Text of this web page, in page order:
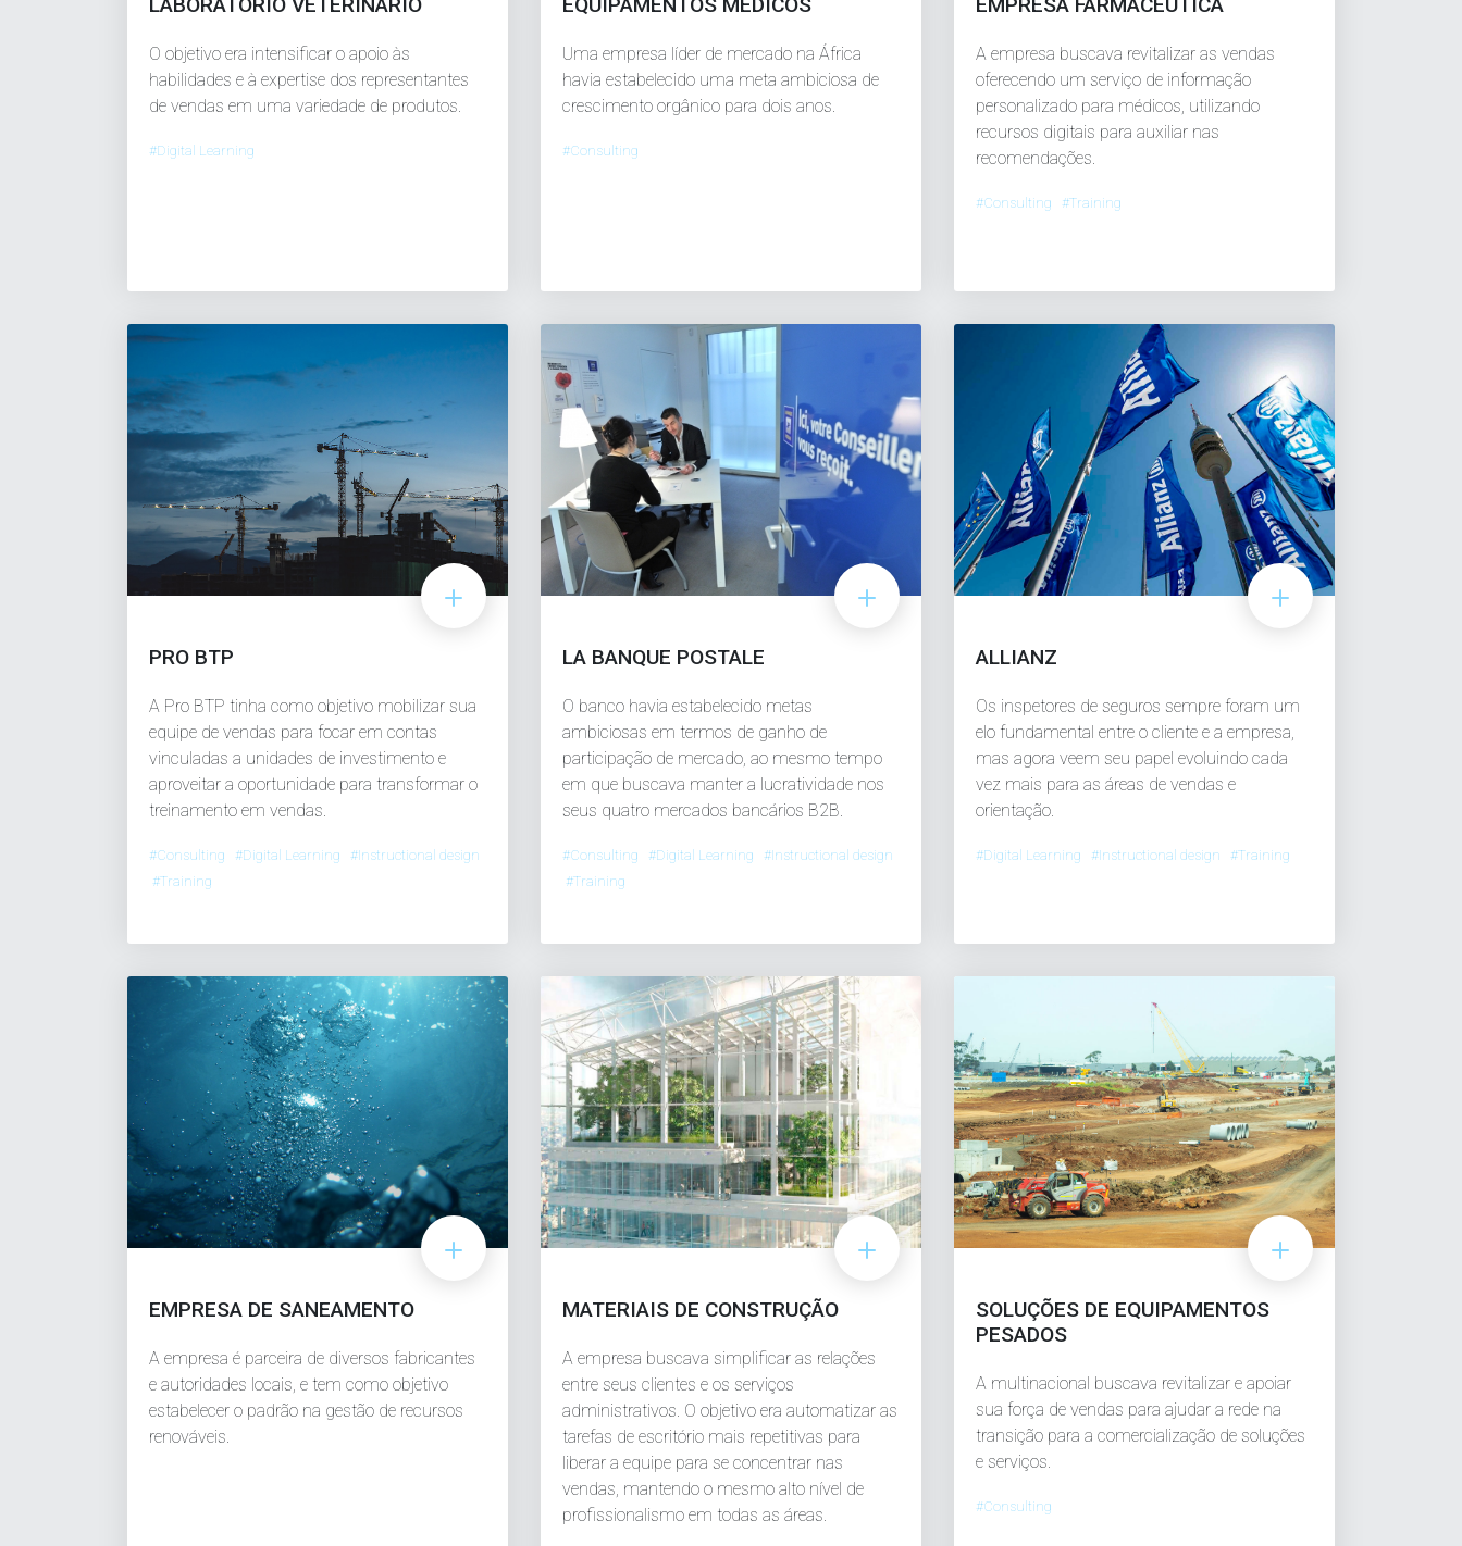
LABORATÓRIO VETERINÁRIO
O objetivo era intensificar o apoio às
habilidades e à expertise dos representantes
de vendas em uma variedade de produtos.
#Digital Learning
EQUIPAMENTOS MÉDICOS
Uma empresa líder de mercado na África
havia estabelecido uma meta ambiciosa de
crescimento orgânico para dois anos.
#Consulting
EMPRESA FARMACÊUTICA
A empresa buscava revitalizar as vendas
oferecendo um serviço de informação
personalizado para médicos, utilizando
recursos digitais para auxiliar nas
recomendações.
#Consulting #Training
PRO BTP
A Pro BTP tinha como objetivo mobilizar sua
equipe de vendas para focar em contas
vinculadas a unidades de investimento e
aproveitar a oportunidade para transformar o
treinamento em vendas.
#Consulting #Digital Learning #Instructional design
#Training
LA BANQUE POSTALE
O banco havia estabelecido metas
ambiciosas em termos de ganho de
participação de mercado, ao mesmo tempo
em que buscava manter a lucratividade nos
seus quatro mercados bancários B2B.
#Consulting #Digital Learning #Instructional design
#Training
ALLIANZ
Os inspetores de seguros sempre foram um
elo fundamental entre o cliente e a empresa,
mas agora veem seu papel evoluindo cada
vez mais para as áreas de vendas e
orientação.
#Digital Learning #Instructional design #Training
EMPRESA DE SANEAMENTO
A empresa é parceira de diversos fabricantes
e autoridades locais, e tem como objetivo
estabelecer o padrão na gestão de recursos
renováveis.
MATERIAIS DE CONSTRUÇÃO
A empresa buscava simplificar as relações
entre seus clientes e os serviços
administrativos. O objetivo era automatizar as
tarefas de escritório mais repetitivas para
liberar a equipe para se concentrar nas
vendas, mantendo o mesmo alto nível de
profissionalismo em todas as áreas.
SOLUÇÕES DE EQUIPAMENTOS
PESADOS
A multinacional buscava revitalizar e apoiar
sua força de vendas para ajudar a rede na
transição para a comercialização de soluções
e serviços.
#Consulting